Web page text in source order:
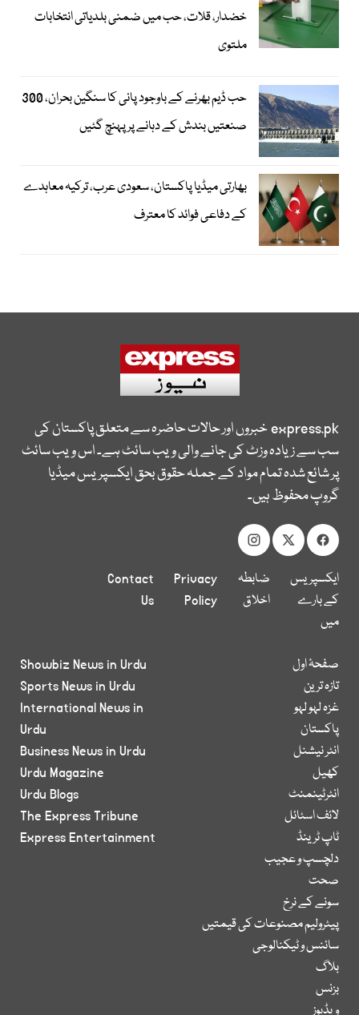
خضدار، قلات، حب میں ضمنی بلدیاتی انتخابات
ملتوی
حب ڈیم بھرنے کے باوجود پانی کا سنگین بحران، 300
صنعتیں بندش کے دہانے پر پہنچ گئیں
بھارتی میڈیا پاکستان، سعودی عرب، ترکیہ معاہدے
کے دفاعی فوائد کا معترف
express.pkخبروں اور حالات حاضرہ سے متعلق پاکستان کی
سب سے زیادہ وزٹ کی جانے والی ویب سائٹ ہے۔ اس ویب سائٹ
پر شائع شدہ تمام مواد کے جملہ حقوق بحق ایکسپریس میڈیا
گروپ محفوظ ہیں۔
ایکسپریس
کے بارے
میں
ضابطہ
اخلاق
Privacy
Policy
Contact
Us
صفحۂ اول
تازہ ترین
غزہ لہو لہو
پاکستان
انٹر نیشنل
کھیل
انٹرٹینمنٹ
لائف اسٹائل
ٹاپ ٹرینڈ
دلچسپ و عجیب
صحت
سونے کے نرخ
پیٹرولیم مصنوعات کی قیمتیں
سائنس و ٹیکنالوجی
بلاگ
بزنس
ویڈیوز
Showbiz News in Urdu
Sports News in Urdu
International News in
Urdu
Business News in Urdu
Urdu Magazine
Urdu Blogs
The Express Tribune
Express Entertainment